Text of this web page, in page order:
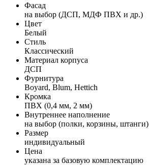
Фасад
на выбор (ДСП, МДФ ПВХ и др.)
Цвет
Белый
Стиль
Классический
Материал корпуса
ДСП
Фурнитура
Boyard, Blum, Hettich
Кромка
ПВХ (0,4 мм, 2 мм)
Внутреннее наполнение
на выбор (полки, корзины, штанги)
Размер
индивидуальный
Цена
указана за базовую комплектацию